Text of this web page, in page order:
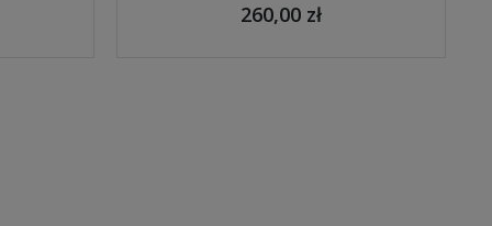
260,00 zł